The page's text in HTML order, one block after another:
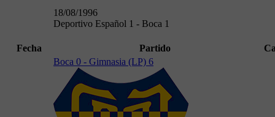
18/08/1996
Deportivo Español 1 - Boca 1
Fecha Partido
Boca 0 - Gimnasia (LP) 6